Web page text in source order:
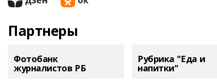
Партнеры
Фотобанк
журналистов РБ
Рубрика "Еда и
напитки"